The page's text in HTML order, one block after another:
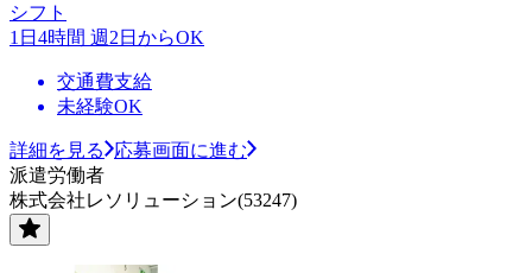
シフト
1日4時間 週2日からOK
交通費支給
未経験OK
詳細を見る
応募画面に進む
派遣労働者
株式会社レソリューション(53247)